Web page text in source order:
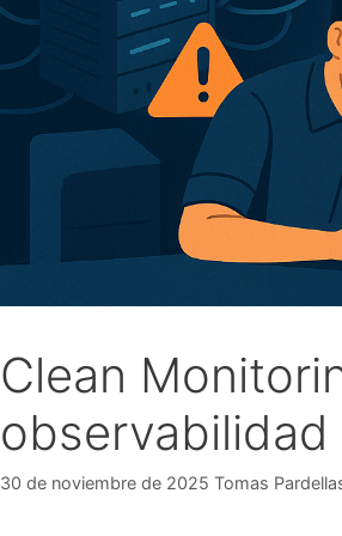
Clean
30 de noviembre de 2025 Tomas